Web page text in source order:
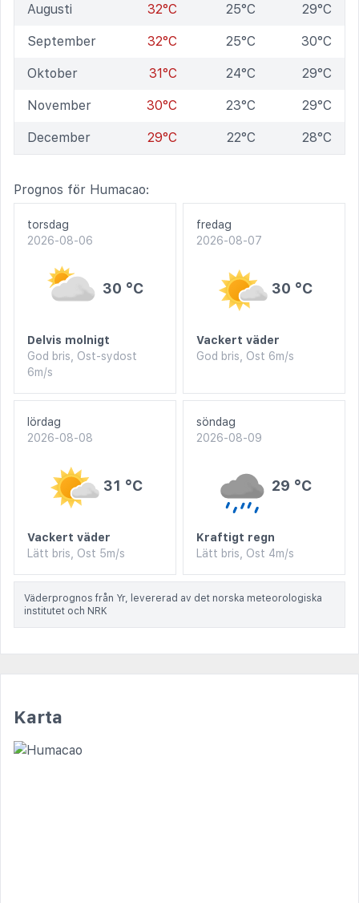
Augusti 32°C 25°C 29°C
September 32°C 25°C 30°C
Oktober 31°C 24°C 29°C
November 30°C 23°C 29°C
December 29°C 22°C 28°C
Prognos för Humacao:
torsdag
2026-08-06
30 °C
Delvis molnigt
God bris, Ost-sydost
6m/s
fredag
2026-08-07
30 °C
Vackert väder
God bris, Ost 6m/s
lördag
2026-08-08
31 °C
Vackert väder
Lätt bris, Ost 5m/s
söndag
2026-08-09
29 °C
Kraftigt regn
Lätt bris, Ost 4m/s
Väderprognos från Yr, levererad av det norska meteorologiska
institutet och NRK
Karta